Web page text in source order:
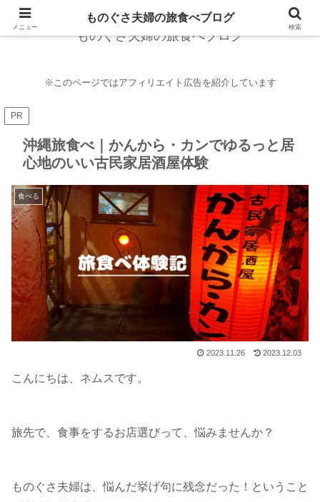
ものぐさ夫婦の旅食べブログ
※このページではアフィリエイト広告を紹介しています
PR
沖縄旅食べ｜かんから・カンでゆるっと居
心地のいい古民家居酒屋体験
食べる
2023.11.26 2023.12.03
こんにちは、ネムスです。
旅先で、食事をするお店選びって、悩みませんか？
ものぐさ夫婦は、悩んだ挙げ句に残念だった！ということ
メニュー
ものぐさ夫婦の旅食べブログ
検索